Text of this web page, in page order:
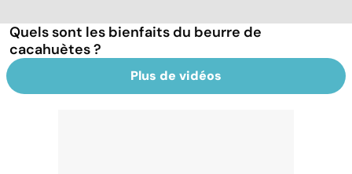
Quels sont les bienfaits du beurre de
cacahuètes ?
Plus de vidéos